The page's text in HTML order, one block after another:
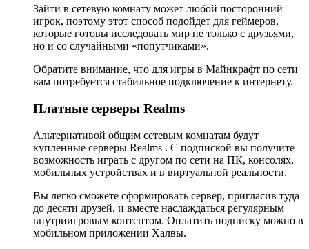
Зайти в сетевую комнату может любой посторонний
игрок, поэтому этот способ подойдет для геймеров,
которые готовы исследовать мир не только с друзьями,
но и со случайными «попутчиками».
Обратите внимание, что для игры в Майнкрафт по сети
вам потребуется стабильное подключение к интернету.
Платные серверы Realms
Альтернативой общим сетевым комнатам будут
купленные серверы Realms . С подпиской вы получите
возможность играть с другом по сети на ПК, консолях,
мобильных устройствах и в виртуальной реальности.
Вы легко сможете сформировать сервер, пригласив туда
до десяти друзей, и вместе наслаждаться регулярным
внутриигровым контентом. Оплатить подписку можно в
мобильном приложении Халвы.